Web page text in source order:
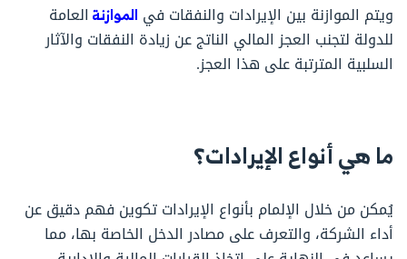
ويتم الموازنة بين الإيرادات والنفقات في الموازنة العامة
للدولة لتجنب العجز المالي الناتج عن زيادة النفقات والآثار
السلبية المترتبة على هذا العجز.
ما هي أنواع الإيرادات؟
يُمكن من خلال الإلمام بأنواع الإيرادات تكوين فهم دقيق عن
أداء الشركة، والتعرف على مصادر الدخل الخاصة بها، مما